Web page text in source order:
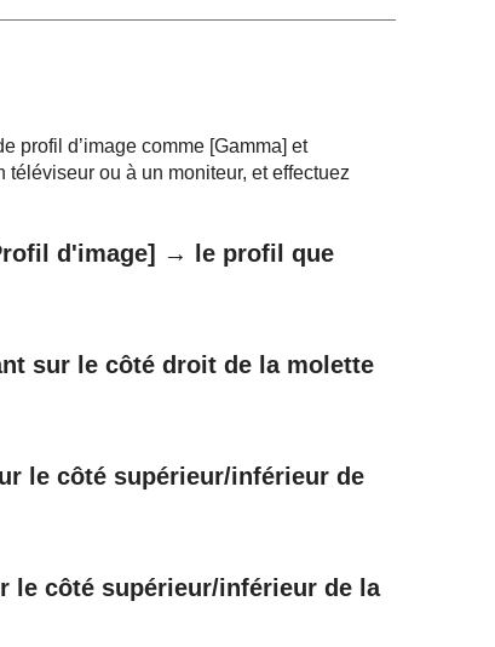
profil d’image comme [Gamma] et
ou à un moniteur, et effectuez
d'image]
→ le profil que
sur le côté droit de la molette
le côté supérieur/inférieur de
le côté supérieur/inférieur de la